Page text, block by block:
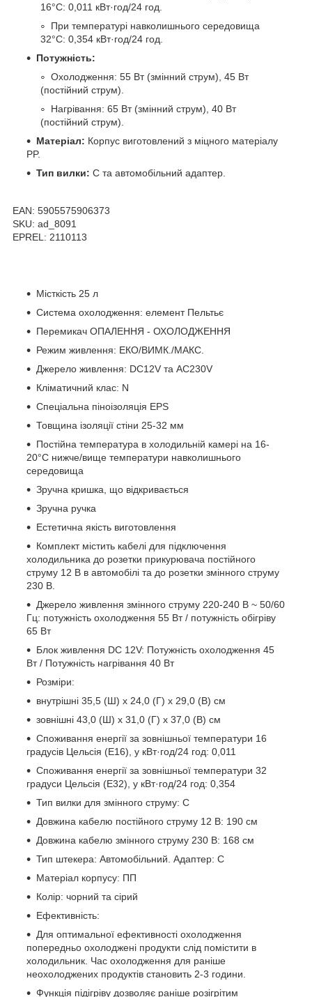
16°C: 0,011 кВт·год/24 год.
При температурі навколишнього середовища
32°C: 0,354 кВт·год/24 год.
Потужність:
Охолодження: 55 Вт (змінний струм), 45 Вт
(постійний струм).
Нагрівання: 65 Вт (змінний струм), 40 Вт
(постійний струм).
Матеріал: Корпус виготовлений з міцного матеріалу
PP.
Тип вилки: C та автомобільний адаптер.
EAN: 5905575906373
SKU: ad_8091
EPREL: 2110113
Місткість 25 л
Система охолодження: елемент Пельтьє
Перемикач ОПАЛЕННЯ - ОХОЛОДЖЕННЯ
Режим живлення: ЕКО/ВИМК./МАКС.
Джерело живлення: DC12V та AC230V
Кліматичний клас: N
Спеціальна піноізоляція EPS
Товщина ізоляції стіни 25-32 мм
Постійна температура в холодильній камері на 16-
20°C нижче/вище температури навколишнього
середовища
Зручна кришка, що відкривається
Зручна ручка
Естетична якість виготовлення
Комплект містить кабелі для підключення
холодильника до розетки прикурювача постійного
струму 12 В в автомобілі та до розетки змінного струму
230 В.
Джерело живлення змінного струму 220-240 В ~ 50/60
Гц: потужність охолодження 55 Вт / потужність обігріву
65 Вт
Блок живлення DC 12V: Потужність охолодження 45
Вт / Потужність нагрівання 40 Вт
Розміри:
внутрішні 35,5 (Ш) x 24,0 (Г) x 29,0 (В) см
зовнішні 43,0 (Ш) x 31,0 (Г) x 37,0 (В) см
Споживання енергії за зовнішньої температури 16
градусів Цельсія (E16), у кВт·год/24 год: 0,011
Споживання енергії за зовнішньої температури 32
градуси Цельсія (E32), у кВт·год/24 год: 0,354
Тип вилки для змінного струму: C
Довжина кабелю постійного струму 12 В: 190 см
Довжина кабелю змінного струму 230 В: 168 см
Тип штекера: Автомобільний. Адаптер: C
Матеріал корпусу: ПП
Колір: чорний та сірий
Ефективність:
Для оптимальної ефективності охолодження
попередньо охолоджені продукти слід помістити в
холодильник. Час охолодження для раніше
неохолоджених продуктів становить 2-3 години.
Функція підігріву дозволяє раніше розігрітим